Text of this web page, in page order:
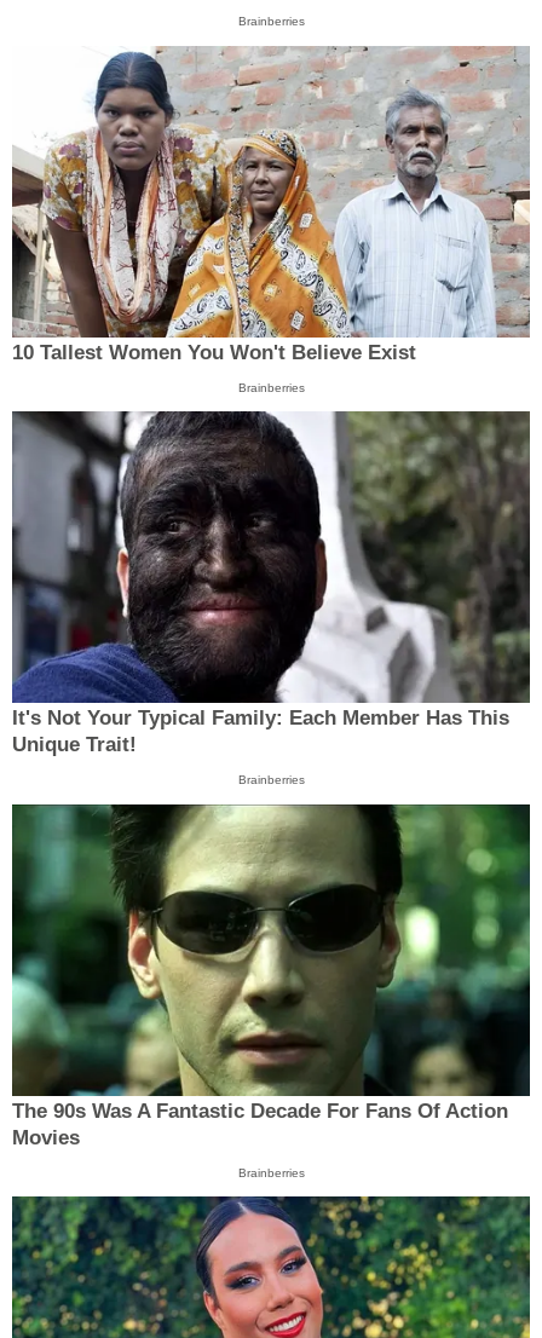
Brainberries
10 Tallest Women You Won't Believe Exist
Brainberries
It's Not Your Typical Family: Each Member Has This
Unique Trait!
Brainberries
The 90s Was A Fantastic Decade For Fans Of Action
Movies
Brainberries